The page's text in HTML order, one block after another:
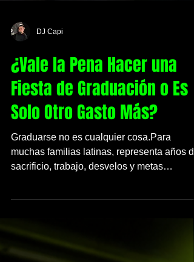
DJ Capi
¿Vale la Pena Hacer una
Fiesta de Graduación o Es
Solo Otro Gasto Más?
Graduarse no es cualquier cosa.Para
decoración, DJs y entretenimiento —
gente se pregunta: ¿Realmente vale la